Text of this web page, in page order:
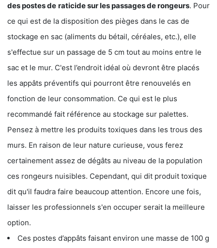
des postes de raticide sur les passages de rongeurs. Pour
ce qui est de la disposition des pièges dans le cas de
stockage en sac (aliments du bétail, céréales, etc.), elle
s'effectue sur un passage de 5 cm tout au moins entre le
sac et le mur. C'est l’endroit idéal où devront être placés
les appâts préventifs qui pourront être renouvelés en
fonction de leur consommation. Ce qui est le plus
recommandé fait référence au stockage sur palettes.
Pensez à mettre les produits toxiques dans les trous des
murs. En raison de leur nature curieuse, vous ferez
certainement assez de dégâts au niveau de la population
ces rongeurs nuisibles. Cependant, qui dit produit toxique
dit qu'il faudra faire beaucoup attention. Encore une fois,
laisser les professionnels s'en occuper serait la meilleure
option.
Ces postes d’appâts faisant environ une masse de 100 g